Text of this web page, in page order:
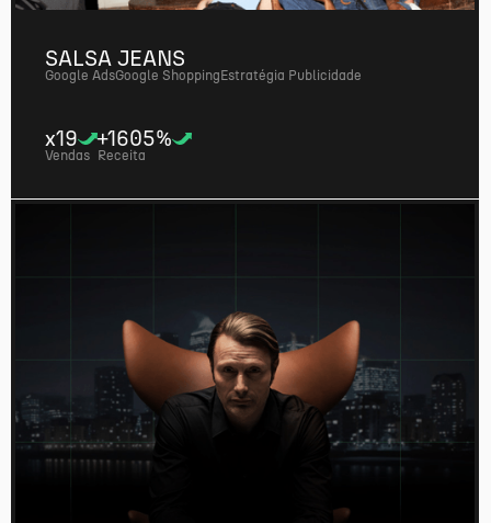
SALSA JEANS
Google AdsGoogle ShoppingEstratégia Publicidade
x19
Vendas
+1605%
Receita